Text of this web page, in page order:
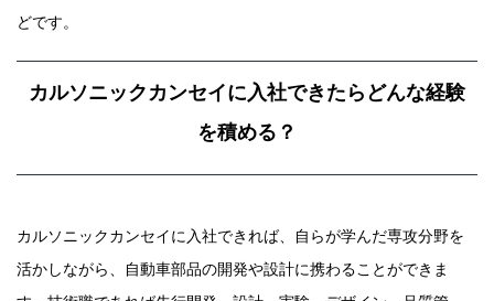
どです。
カルソニックカンセイに入社できたらどんな経験
を積める？
カルソニックカンセイに入社できれば、自らが学んだ専攻分野を
活かしながら、自動車部品の開発や設計に携わることができま